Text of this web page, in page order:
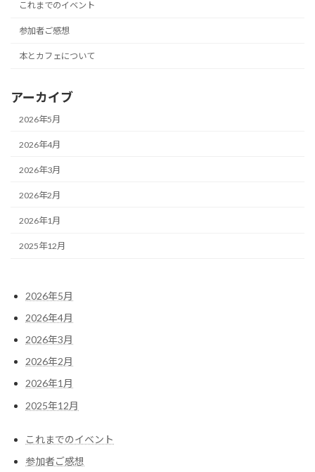
これまでのイベント
参加者ご感想
本とカフェについて
アーカイブ
2026年5月
2026年4月
2026年3月
2026年2月
2026年1月
2025年12月
2026年5月
2026年4月
2026年3月
2026年2月
2026年1月
2025年12月
これまでのイベント
参加者ご感想